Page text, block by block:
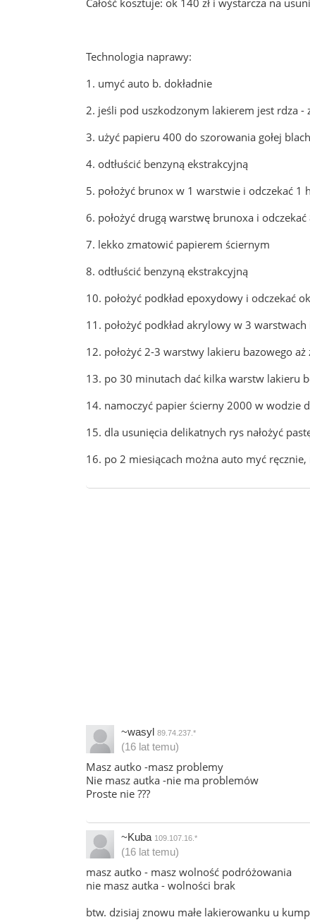
Całość kosztuje: ok 140 zł i wystarcza na
Technologia naprawy:
1. umyć auto b. dokładnie
2. jeśli pod uszkodzonym lakierem jest rdza -
3. użyć papieru 400 do szorowania gołej
4. odtłuścić benzyną ekstrakcyjną
5. położyć brunox w 1 warstwie i odczekać 1 h
6. położyć drugą warstwę brunoxa i odczekać
7. lekko zmatowić papierem ściernym
8. odtłuścić benzyną ekstrakcyjną
10. położyć podkład epoxydowy i odczekać
11. położyć podkład akrylowy w 3
12. położyć 2-3 warstwy lakieru bazowego
13. po 30 minutach dać kilka warstw lakieru
14. namoczyć papier ścierny 2000 w wodzie
15. dla usunięcia delikatnych rys nałożyć
16. po 2 miesiącach można auto myć
~wasyl 89.74.237.*
(16 lat temu)
Masz autko -masz problemy
Nie masz autka -nie ma problemów
Proste nie ???
~Kuba 109.107.16.*
(16 lat temu)
masz autko - masz wolność podróżowania
nie masz autka - wolności brak
btw. dzisiaj znowu małe lakierowanku u